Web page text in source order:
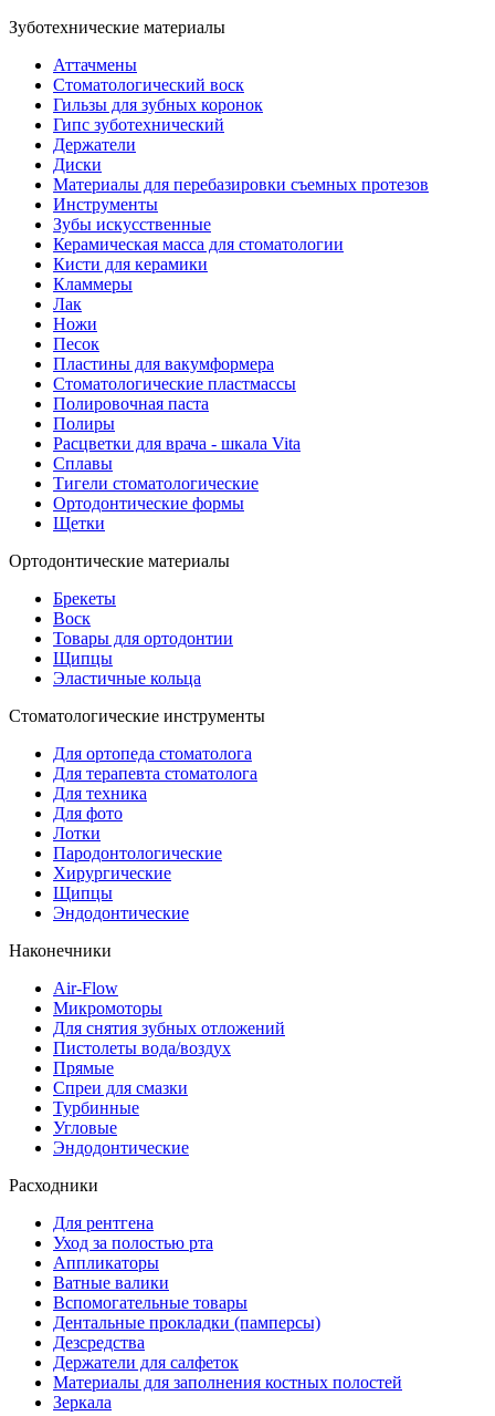
Зуботехнические материалы
Аттачмены
Стоматологический воск
Гильзы для зубных коронок
Гипс зуботехнический
Держатели
Диски
Материалы для перебазировки съемных протезов
Инструменты
Зубы искусственные
Керамическая масса для стоматологии
Кисти для керамики
Кламмеры
Лак
Ножи
Песок
Пластины для вакумформера
Стоматологические пластмассы
Полировочная паста
Полиры
Расцветки для врача - шкала Vita
Сплавы
Тигели стоматологические
Ортодонтические формы
Щетки
Ортодонтические материалы
Брекеты
Воск
Товары для ортодонтии
Щипцы
Эластичные кольца
Стоматологические инструменты
Для ортопеда стоматолога
Для терапевта стоматолога
Для техника
Для фото
Лотки
Пародонтологические
Хирургические
Щипцы
Эндодонтические
Наконечники
Air-Flow
Микромоторы
Для снятия зубных отложений
Пистолеты вода/воздух
Прямые
Спреи для смазки
Турбинные
Угловые
Эндодонтические
Расходники
Для рентгена
Уход за полостью рта
Аппликаторы
Ватные валики
Вспомогательные товары
Дентальные прокладки (памперсы)
Дезсредства
Держатели для салфеток
Материалы для заполнения костных полостей
Зеркала